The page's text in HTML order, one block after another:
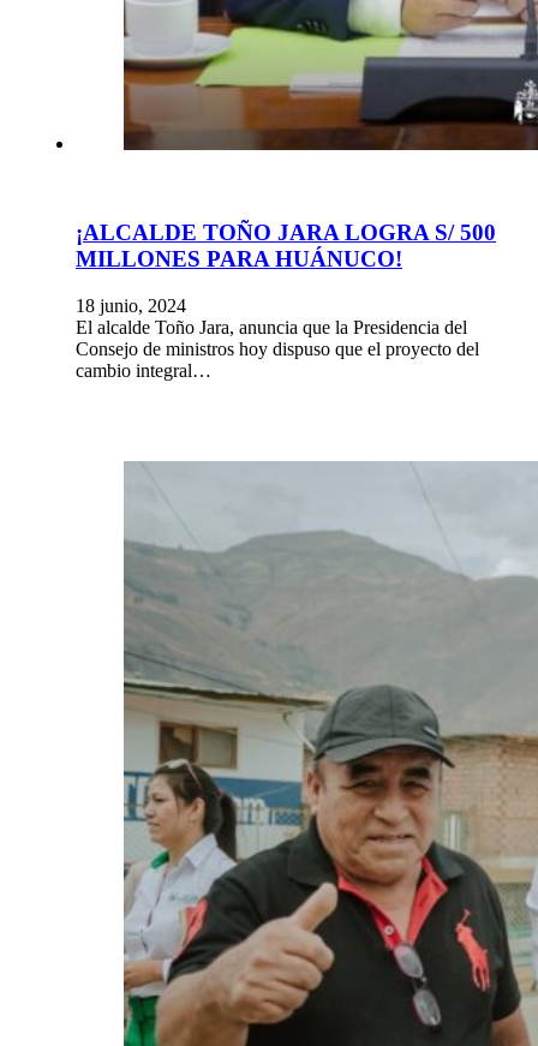
¡ALCALDE TOÑO JARA LOGRA S/ 500
MILLONES PARA HUÁNUCO!
18 junio, 2024
El alcalde Toño Jara, anuncia que la Presidencia del
Consejo de ministros hoy dispuso que el proyecto del
cambio integral…